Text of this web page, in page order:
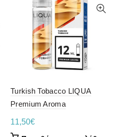
Turkish Tobacco LIQUA
Premium Aroma
11,50€